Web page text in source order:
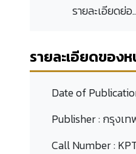
รายละเอียดย่อ
รายละเอียดของ
Date of
Publisher :กรุงเ
Call Number :